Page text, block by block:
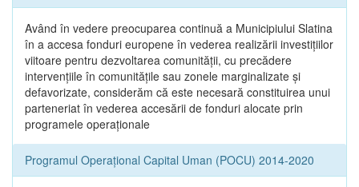
Având în vedere preocuparea continuă a Municipiului Slatina
în a accesa fonduri europene în vederea realizării investițiilor
viitoare pentru dezvoltarea comunității, cu precădere
intervențiile în comunitățile sau zonele marginalizate și
defavorizate, considerăm că este necesară constituirea unui
parteneriat în vederea accesării de fonduri alocate prin
programele operaționale
Programul Operațional Capital Uman (POCU) 2014-2020